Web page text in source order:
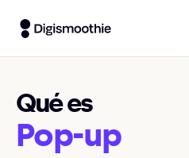
Qué es
Pop-up